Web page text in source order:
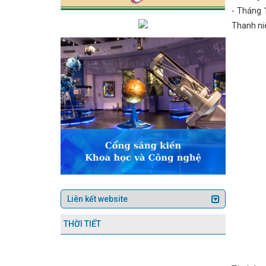
THÔNG BÁO TỔ CHỨC LỄ HỘI CAM VÀ CÁC SẢN PHẨM HÀ TĨNH
Chủ tịch Quốc hội: Hoàn thành vị trí việc làm để cải cách tiền
đổi số và phổ biến chính sách về phát triển công nghiệp
văn phát biểu của Tổng Bí thư Tô Lâm tại Hội nghị toàn quốc quán
với doanh nghiệp xuất, nhập khẩu nước CHDCND Lào và Vương
và phê duyệt kế hoạch quản lý rủi ro trong khai thác khoáng sản
Hà Tĩnh thành lập Cụm công nghiệp Quang Diệm với quy mô
Tĩnh nâng cao chất lượng dịch vụ công trực tuyến
Sau năm
về thương mại đối ứng
Hội nghị Hội đồng Cộng đồng kinh
động lực phát triển nhanh và bền vững cho nền kinh tế
Sở Công Thương kiểm tra công tác chuẩn bị đóng điện MBA T2
Chủ tịch UBND tỉnh dự lễ khánh thành nhà ở cho gia đình chính sách ở
Tĩnh thời kỳ 2021 - 2030, tầm nhìn đến năm 2050
Chủ tịch
năm 2024 đạt nhiều kết quả nổi bật
Sở Công Thương tổ
tra hành chính tại Trung tâm Khuyến Công và Xúc tiến thương
hoàn thiện các kế hoạch, đề án phát triển công nghiệp hỗ trợ, CN-
hóa chất hạn chế sản xuất, kinh doanh trong lĩnh vực công
Cục Thương mại điện tử & Kinh tế số (Bộ Công Thương)
Hà Tĩnh năm 2024
Lịch nghỉ lễ dịp Giỗ Tổ Hùng Vương và 30/4
dịch vụ phục vụ tổ chức Đề án “Chương trình kết nối tiêu thụ
nhân kỷ niệm 16 năm ngày Thương hiệu Việt Nam (20/4/
dựng Thái Bình Dương của Trung Quốc
SỞ CÔNG THƯƠNG
- Tháng
Thanh
THỜI TIẾT